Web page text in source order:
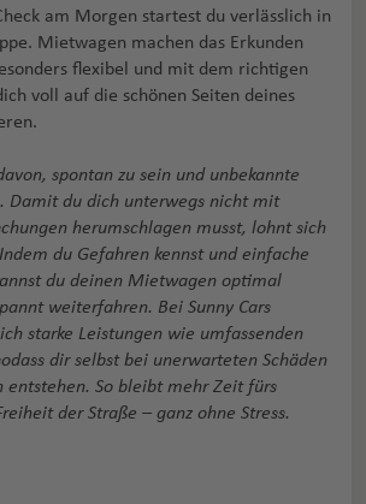
am Morgen startest du verlässlich in
Mietwagen machen das Erkunden
flexibel und mit dem richtigen
voll auf die schönen Seiten deines
spontan zu sein und unbekannte
Damit du dich unterwegs nicht mit
herumschlagen musst, lohnt sich
du Gefahren kennst und einfache
du deinen Mietwagen optimal
weiterfahren. Bei Sunny Cars
starke Leistungen wie umfassenden
dir selbst bei unerwarteten Schäden
entstehen. So bleibt mehr Zeit fürs
der Straße – ganz ohne Stress.